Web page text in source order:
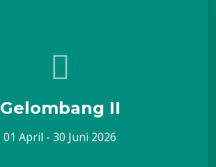
Gelombang II
01 April - 30 Juni 2026